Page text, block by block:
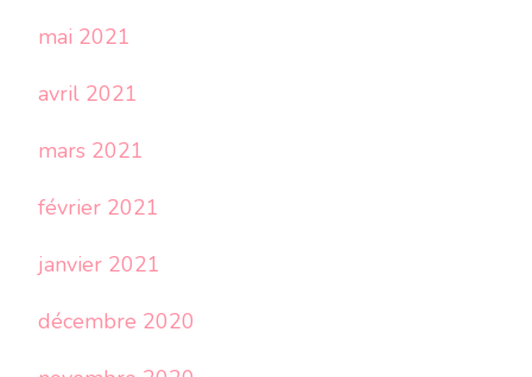
mai 2021
avril 2021
mars 2021
février 2021
janvier 2021
décembre 2020